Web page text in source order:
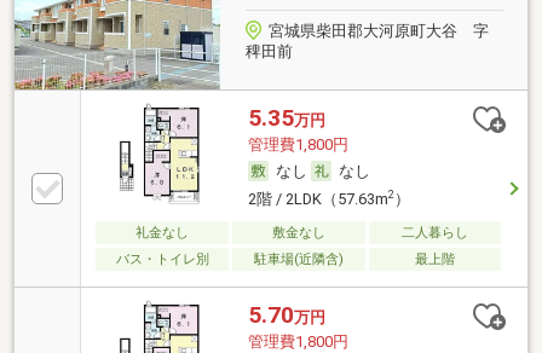
宮城県柴田郡大河原町大谷 字
稗田前
5.35万円
管理費1,800円
なし
なし
2階 / 2LDK（57.63m2）
礼金なし 敷金なし
二人暮らし
バス・トイレ別
駐車場(近隣含) 最上階
5.70万円
管理費1,800円